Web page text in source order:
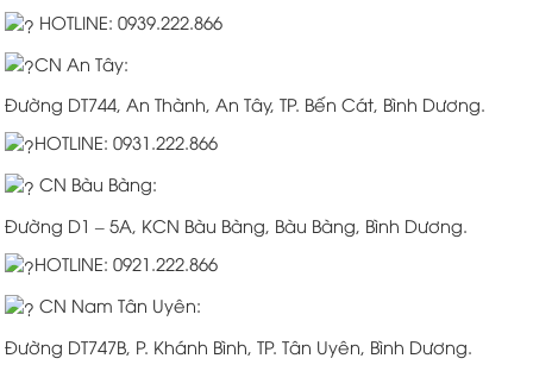
HOTLINE: 0939.222.866
CN An Tây:
Đường DT744, An Thành, An Tây, TP. Bến Cát, Bình Dương.
HOTLINE: 0931.222.866
CN Bàu Bàng:
Đường D1 – 5A, KCN Bàu Bàng, Bàu Bàng, Bình Dương.
HOTLINE: 0921.222.866
CN Nam Tân Uyên:
Đường DT747B, P. Khánh Bình, TP. Tân Uyên, Bình Dương.